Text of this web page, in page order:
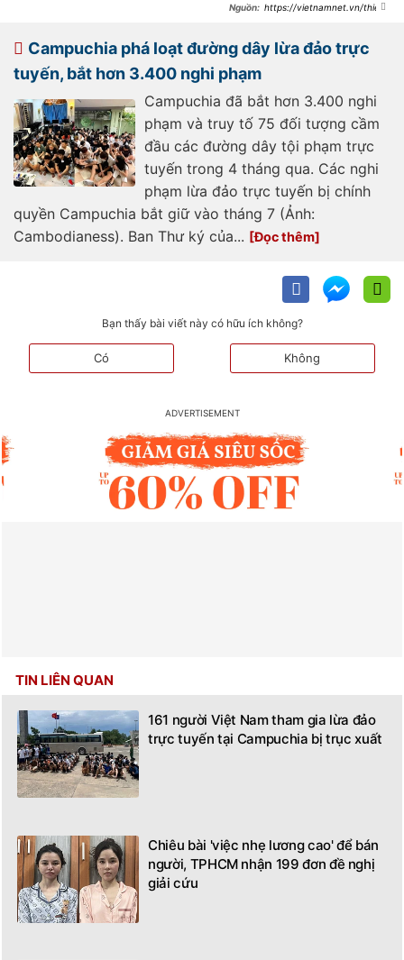
https://vietnamnet.vn/thieu-
tai-viet-nam-2525105.html
Campuchia phá loạt đường dây lừa đảo trực
tuyến, bắt hơn 3.400 nghi phạm
Campuchia đã bắt hơn 3.400 nghi
phạm và truy tố 75 đối tượng cầm
đầu các đường dây tội phạm trực
tuyến trong 4 tháng qua. Các nghi
phạm lừa đảo trực tuyến bị chính
quyền Campuchia bắt giữ vào tháng 7 (Ảnh:
Cambodianess). Ban Thư ký của...
Bạn thấy bài viết này có hữu ích không?
Có Không
TIN LIÊN QUAN
161 người Việt Nam tham gia lừa đảo
trực tuyến tại Campuchia bị trục xuất
Chiêu bài 'việc nhẹ lương cao' để bán
người, TPHCM nhận 199 đơn đề nghị
giải cứu